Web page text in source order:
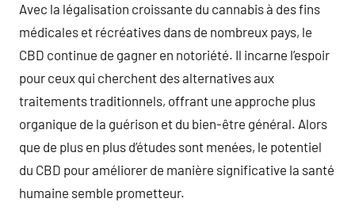
Avec la légalisation croissante du cannabis à des fins
médicales et récréatives dans de nombreux pays, le
CBD continue de gagner en notoriété. Il incarne l’espoir
pour ceux qui cherchent des alternatives aux
traitements traditionnels, offrant une approche plus
organique de la guérison et du bien-être général. Alors
que de plus en plus d’études sont menées, le potentiel
du CBD pour améliorer de manière significative la santé
humaine semble prometteur.